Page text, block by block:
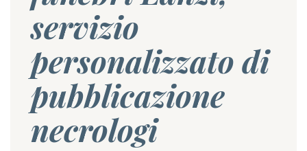
servizio
personalizzato di
pubblicazione
necrologi